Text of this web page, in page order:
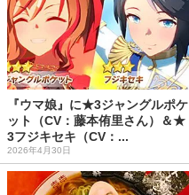
『ウマ娘』に★3ジャングルポケ
ット（CV：藤本侑里さん）＆★
3フジキセキ（CV：...
2026年4月30日